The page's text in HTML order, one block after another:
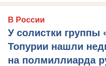
В России
У солистки группы
Топурии нашли
на полмиллиарда